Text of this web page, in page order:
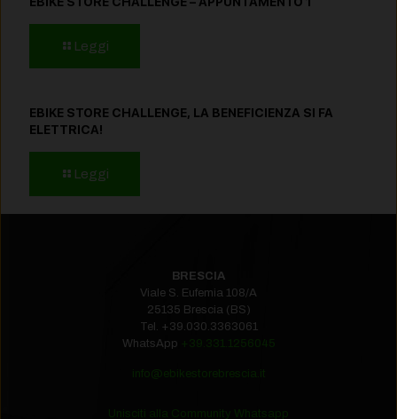
Leggi
EBIKE STORE CHALLENGE, LA BENEFICIENZA SI FA
ELETTRICA!
Leggi
BRESCIA
Viale S. Eufemia 108/A
25135 Brescia (BS)
Tel. +39.030.3363061
WhatsApp +39.331.1256045
info@ebikestorebrescia.it
Unisciti alla Community Whatsapp